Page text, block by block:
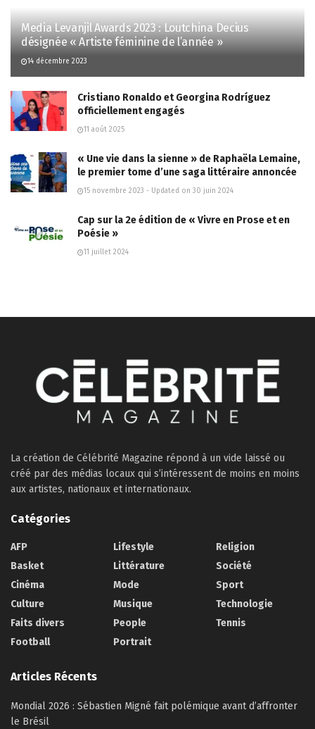
Media Levanjil Awards 2023 : Loutchina Decius
désignée « Artiste féminine de l’année »
14 décembre 2023
Cristiano Ronaldo et Georgina Rodríguez
officiellement engagés
11 août 2025
« Une vie dans la sienne » de Raphaëla Lemaine,
le premier tome d’une saga littéraire annoncée
15 novembre 2023 - Updated on 30 juin 2024
Cap sur la 2e édition de « Vivre en Prose et en
Poésie »
11 juillet 2024
La création de Célébrité Magazine répond à un vide laissé ou
créé par des médias locaux qui s’intéressent de moins en moins
aux artistes, nationaux et internationaux.
Catégories
AFP
Basket
Cinéma
Culture
Faits divers
Football
Lifestyle
Littérature
Mode
Musique
People
Portrait
Religion
Société
Sport
Technologie
Tennis
Articles Récents
Mondial 2026 : Sébastien Migné fait polémique avant d’affronter
le Brésil